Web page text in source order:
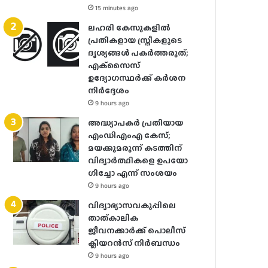
15 minutes ago
ലഹരി കേസുകളിൽ
പ്രതികളായ സ്ത്രീകളുടെ
ദൃശ്യങ്ങൾ പകർത്തരുത്;
എക്‌സൈസ്
ഉദ്യോഗസ്ഥർക്ക് കർശന
നിർദ്ദേശം
9 hours ago
അദ്ധ്യാപകർ പ്രതിയായ
എംഡിഎംഎ കേസ്;
മയക്കുമരുന്ന് കടത്തിന്
വിദ്യാർത്ഥികളെ ഉപയോ​
ഗിച്ചോ എന്ന് സംശയം
9 hours ago
വിദ്യാഭ്യാസവകുപ്പിലെ
താത്കാലിക
ജീവനക്കാർക്ക് പൊലീസ്
ക്ലിയറൻസ് നിർബന്ധം
9 hours ago